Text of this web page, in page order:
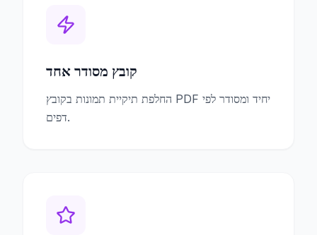
קובץ מסודר אחד
החלפת תיקיית תמונות בקובץ PDF יחיד ומסודר לפי
דפים.